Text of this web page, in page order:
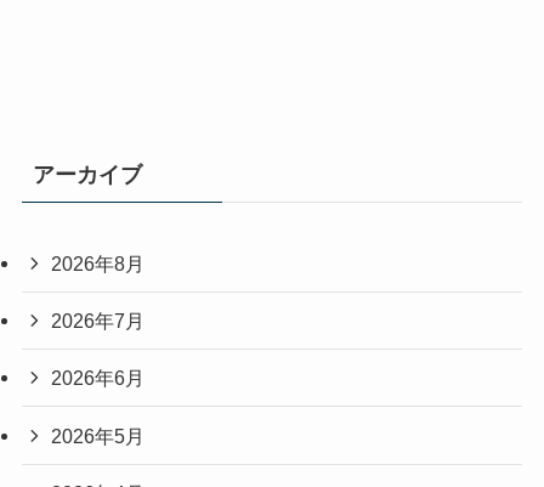
アーカイブ
2026年8月
2026年7月
2026年6月
2026年5月